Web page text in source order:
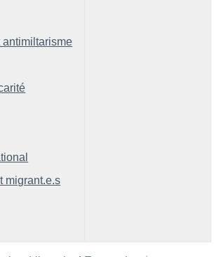
migrant.e.s